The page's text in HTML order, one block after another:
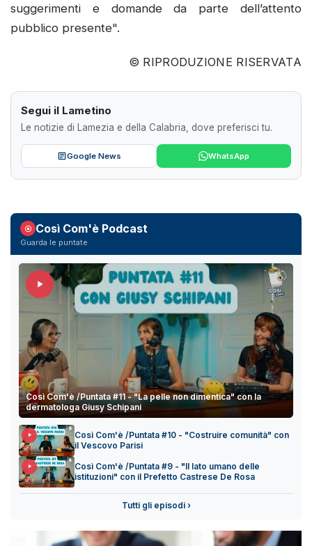
suggerimenti e domande da parte dell’attento
pubblico presente".
© RIPRODUZIONE RISERVATA
Segui il Lametino
Le notizie di Lamezia e della Calabria, dove preferisci tu.
Google News WhatsApp
Così Com'è Podcast
Guarda le puntate
Così Com'è /Puntata #11 - "La pelle non dimentica" con la
dermatologa Giusy Schipani
Così Com'è /Puntata #10 - "Costruire comunità" con
il Vescovo Parisi
Così Com'è /Puntata #9 - "Il lato umano delle
istituzioni" con il Prefetto Castrese De Rosa
Tutti gli episodi ›